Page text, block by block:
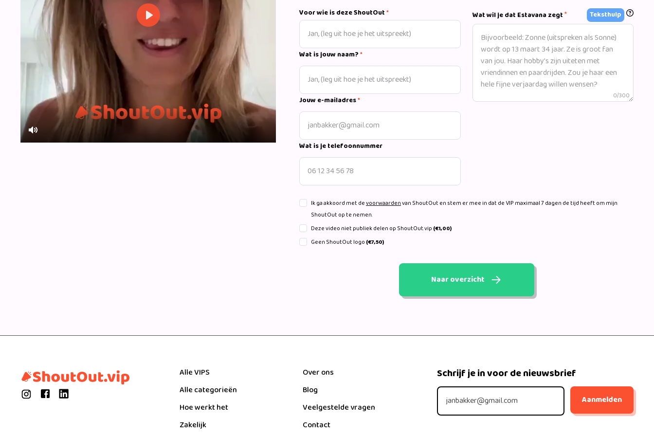
Mute
Play
Voor wie is deze ShoutOut*
Wat is jouw naam?*
Jouw e-mailadres*
Wat is je telefoonnummer
Wat wil je dat Estavana zegt* Teksthulp
0/300
Ik ga akkoord met devoorwaardenvan ShoutOut en stem er mee in dat de VIP maximaal 7 dagen de tijd heeft om mijn
ShoutOut op te nemen.
Deze video niet publiek delen op ShoutOut.vip (€1,00)
Geen ShoutOut logo (€7,50)
Naar overzicht
Alle VIPS
Alle categorieën
Hoe werkt het
Zakelijk
Over ons
Blog
Veelgestelde vragen
Contact
Schrijf je in voor de nieuwsbrief
Aanmelden